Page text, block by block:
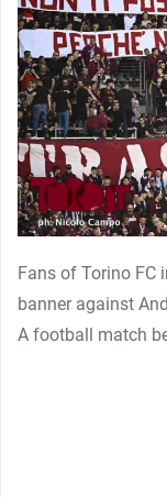
Fans of Torino FC
banner against
A football match